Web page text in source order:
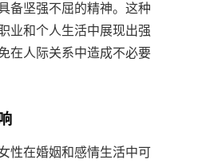
备坚强不屈的精神。这种
业和个人生活中展现出强
在人际关系中造成不必要
性在婚姻和感情生活中可